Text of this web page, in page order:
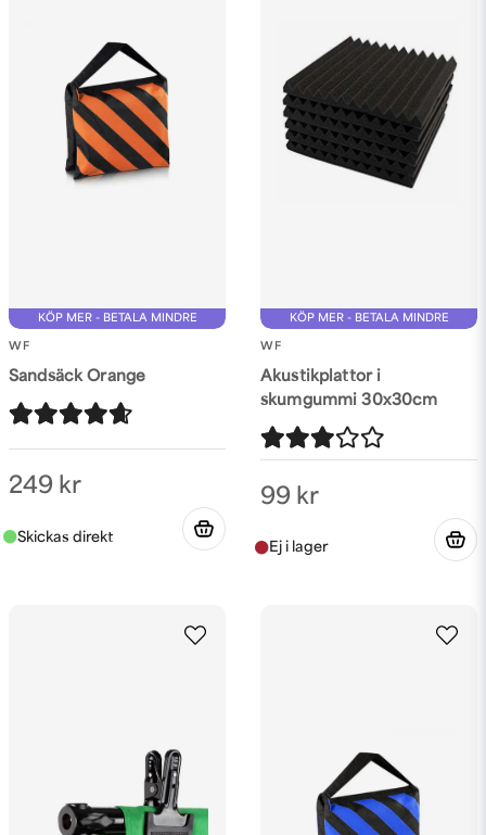
KÖP MER - BETALA MINDRE
WF
Sandsäck Orange
249 kr
KÖP MER - BETALA MINDRE
WF
Akustikplattor i
skumgummi 30x30cm
99 kr